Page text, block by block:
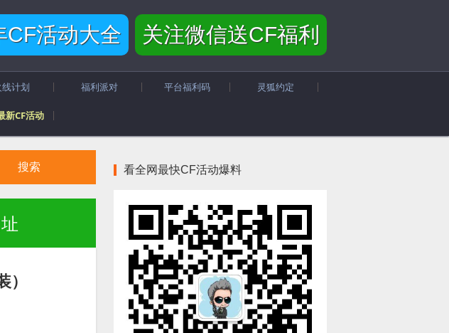
CF活动大全 关注微信送CF福利
线计划 福利派对 平台福利码 灵狐约定
新CF活动
看全网最快CF活动爆料